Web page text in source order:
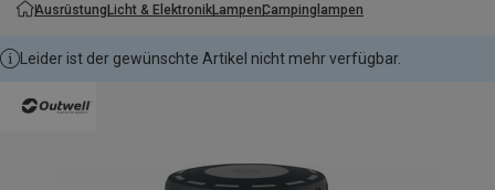
AusrüstungLicht & ElektronikLampenCampinglampen
Leider ist der gewünschte Artikel nicht mehr verfügbar.